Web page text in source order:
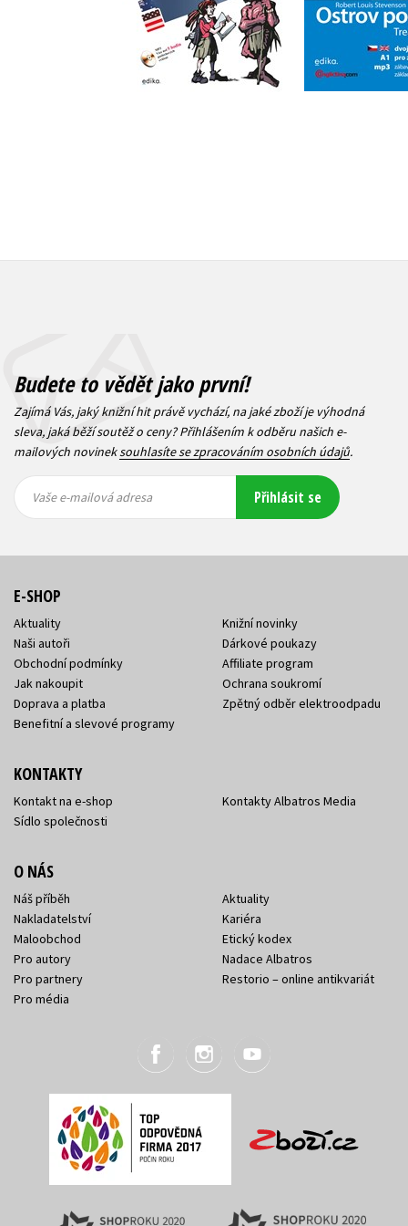
Do košíku
Do
199 Kč
Budete to vědět jako první!
Zajímá Vás, jaký knižní hit právě vychází, na jaké zboží je výhodná
sleva, jaká běží soutěž o ceny? Přihlášením k odběru našich e-
mailových novineksouhlasíte se zpracováním osobních údajů.
mailová
mailová
Vaše e-mailová adresa Přihlásit se
E-SHOP
Aktuality
Naši autoři
Obchodní podmínky
Jak nakoupit
Doprava a platba
Benefitní a slevové programy
Knižní novinky
Dárkové poukazy
Affiliate program
Ochrana soukromí
Zpětný odběr elektroodpadu
KONTAKTY
Kontakt na e-shop
Sídlo společnosti
Kontakty Albatros Media
O NÁS
Náš příběh
Nakladatelství
Maloobchod
Pro autory
Pro partnery
Pro média
Aktuality
Kariéra
Etický kodex
Nadace Albatros
Restorio – online antikvariát